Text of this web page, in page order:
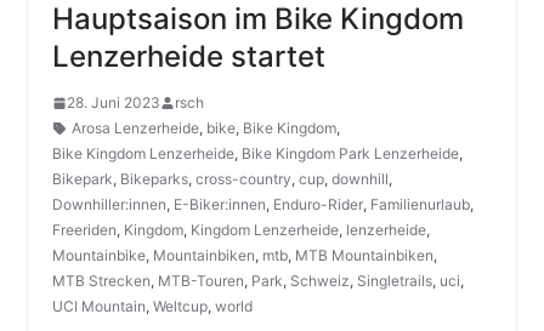
Hauptsaison im Bike Kingdom
Lenzerheide startet
28. Juni 2023
rsch
Arosa Lenzerheide, bike, Bike Kingdom,
Bike Kingdom Lenzerheide, Bike Kingdom Park Lenzerheide,
Bikepark, Bikeparks, cross-country, cup, downhill,
Downhiller:innen, E-Biker:innen, Enduro-Rider, Familienurlaub,
Freeriden, Kingdom, Kingdom Lenzerheide, lenzerheide,
Mountainbike, Mountainbiken, mtb, MTB Mountainbiken,
MTB Strecken, MTB-Touren, Park, Schweiz, Singletrails, uci,
UCI Mountain, Weltcup, world